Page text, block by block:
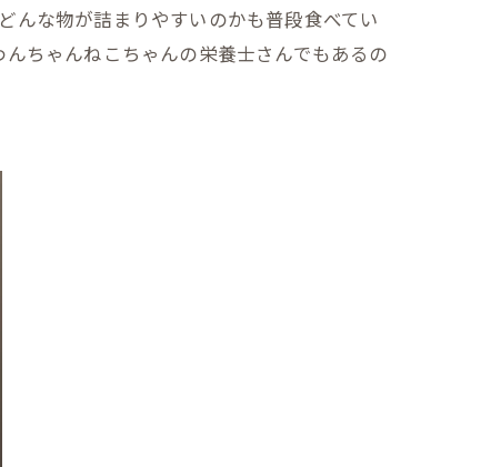
んな物が詰まりやすいのかも普段食べてい
ちゃんねこちゃんの栄養士さんでもあるの